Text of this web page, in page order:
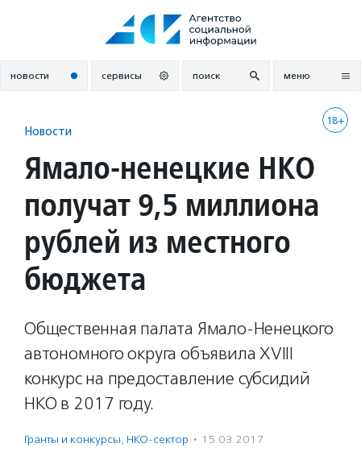
новости сервисы поиск меню
18+
Новости
Ямало-ненецкие НКО
получат 9,5 миллиона
рублей из местного
бюджета
Общественная палата Ямало-Ненецкого
автономного округа объявила XVIII
конкурс на предоставление субсидий
НКО в 2017 году.
Гранты и конкурсы, НКО-сектор · 15.03.2017